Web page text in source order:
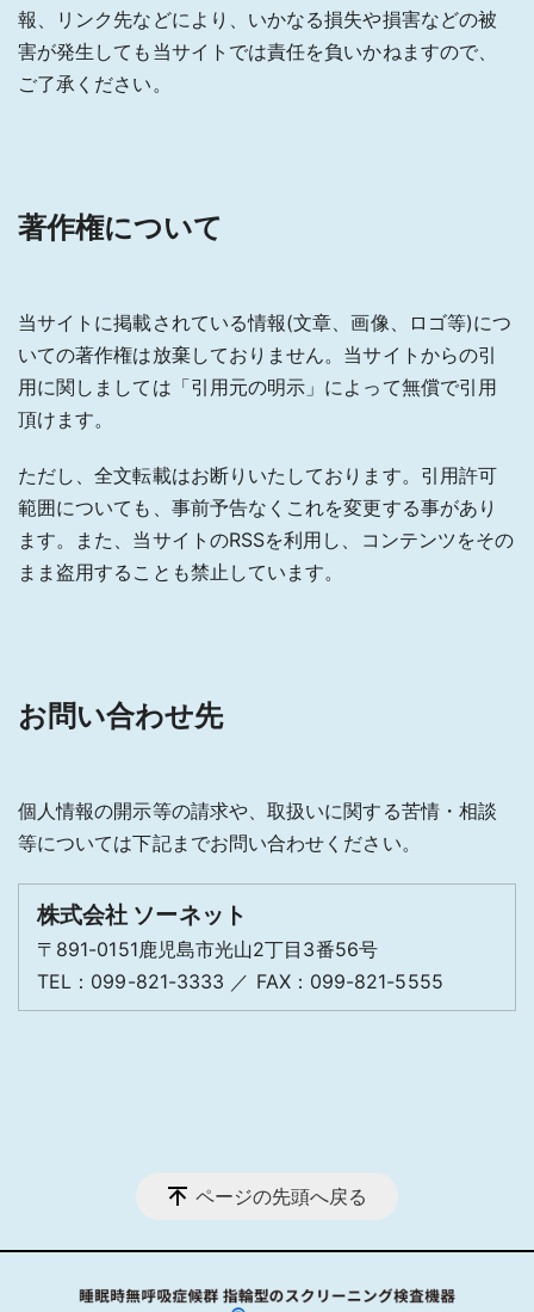
報、リンク先などにより、いかなる損失や損害などの被
害が発生しても当サイトでは責任を負いかねますので、
ご了承ください。
著作権について
当サイトに掲載されている情報(文章、画像、ロゴ等)につ
いての著作権は放棄しておりません。当サイトからの引
用に関しましては「引用元の明示」によって無償で引用
頂けます。
ただし、全文転載はお断りいたしております。引用許可
範囲についても、事前予告なくこれを変更する事があり
ます。また、当サイトのRSSを利用し、コンテンツをその
まま盗用することも禁止しています。
お問い合わせ先
個人情報の開示等の請求や、取扱いに関する苦情・相談
等については下記までお問い合わせください。
株式会社 ソーネット
〒891-0151鹿児島市光山2丁目3番56号
TEL：099-821-3333 ／ FAX：099-821-5555
ページの先頭へ戻る